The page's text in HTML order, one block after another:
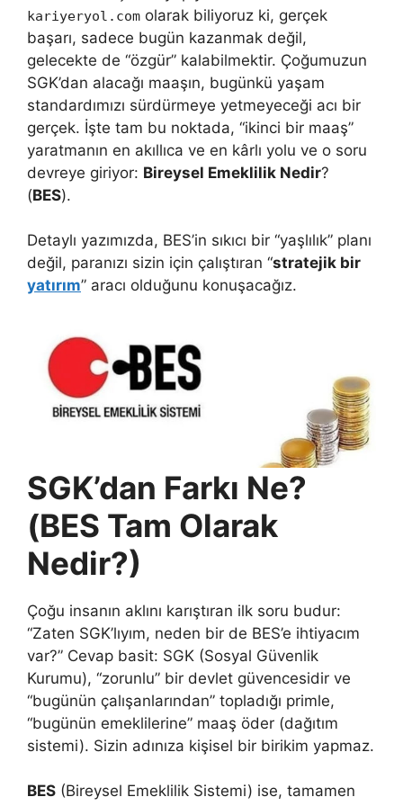
kariyeryol.com olarak biliyoruz ki, gerçek
başarı, sadece bugün kazanmak değil,
gelecekte de “özgür” kalabilmektir. Çoğumuzun
SGK’dan alacağı maaşın, bugünkü yaşam
standardımızı sürdürmeye yetmeyeceği acı bir
gerçek. İşte tam bu noktada, “ikinci bir maaş”
yaratmanın en akıllıca ve en kârlı yolu ve o soru
devreye giriyor: Bireysel Emeklilik Nedir?
(BES).
Detaylı yazımızda, BES’in sıkıcı bir “yaşlılık” planı
değil, paranızı sizin için çalıştıran “stratejik bir
yatırım” aracı olduğunu konuşacağız.
SGK’dan Farkı Ne?
(BES Tam Olarak
Nedir?)
Çoğu insanın aklını karıştıran ilk soru budur:
“Zaten SGK’lıyım, neden bir de BES’e ihtiyacım
var?” Cevap basit: SGK (Sosyal Güvenlik
Kurumu), “zorunlu” bir devlet güvencesidir ve
“bugünün çalışanlarından” topladığı primle,
“bugünün emeklilerine” maaş öder (dağıtım
sistemi). Sizin adınıza kişisel bir birikim yapmaz.
BES (Bireysel Emeklilik Sistemi) ise, tamamen